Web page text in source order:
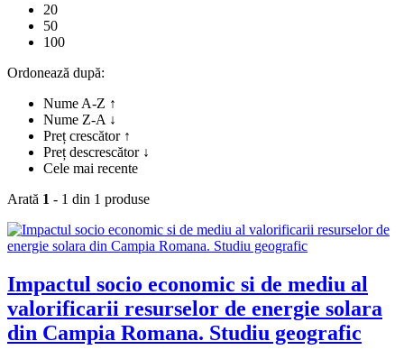
20
50
100
Ordonează după:
Nume A-Z ↑
Nume Z-A ↓
Preț crescător ↑
Preț descrescător ↓
Cele mai recente
Arată 1 - 1 din 1 produse
Impactul socio economic si de mediu al
valorificarii resurselor de energie solara
din Campia Romana. Studiu geografic